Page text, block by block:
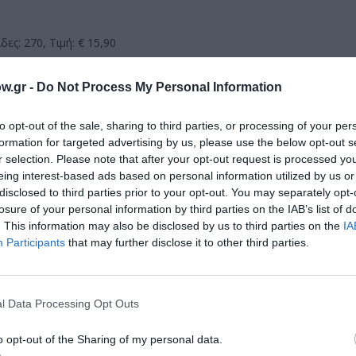
- Do Not Process My Personal Information
opt-out of the sale, sharing to third parties, or processing of your
for targeted advertising by us, please use the below opt-out
selection. Please note that after your opt-out request is processed
interest-based ads based on personal information utilized by us
to third parties prior to your opt-out. You may separately
of your personal information by third parties on the IAB’s list of
This information may also be disclosed by us to third parties on the
Participants that may further disclose it to other third parties.
Data Processing Opt Outs
opt-out of the Sharing of my personal data.
270, Τιμή: € 15,90
στοCulturenow.gr
και τον Πολιτισμό!